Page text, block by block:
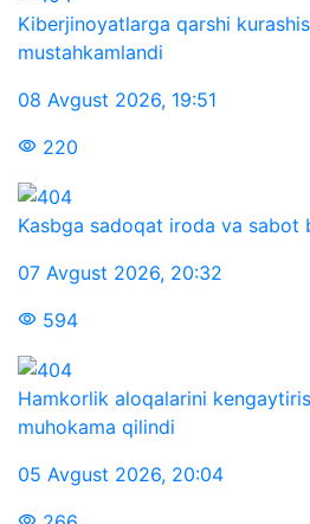
Kiberjinoyatlarga qarshi
mustahkamlandi
08 Avgust 2026, 19:51
220
Kasbga sadoqat iroda va sabot
07 Avgust 2026, 20:32
594
Hamkorlik aloqalarini
muhokama qilindi
05 Avgust 2026, 20:04